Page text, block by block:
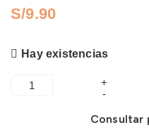
S/
Hay existencias
Consultar